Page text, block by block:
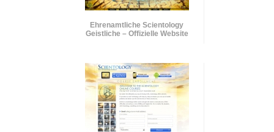
Ehrenamtliche Scientology
Geistliche – Offizielle Website